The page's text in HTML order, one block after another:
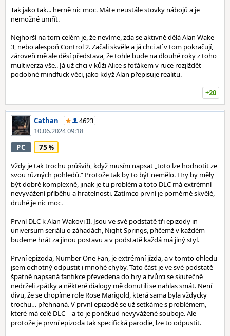
Tak jako tak... herně nic moc. Máte neustále stovky nábojů a je
nemožné umřít.
Nejhorší na tom celém je, že nevíme, zda se aktivně dělá Alan Wake
3, nebo alespoň Control 2. Začali skvěle a já chci ať v tom pokračují,
zároveň mě ale děsí představa, že tohle bude na dlouhé roky z toho
multiverza vše.. Já už chci v kůži Alice s foťákem v ruce rozjíždět
podobné mindfuck věci, jako když Alan přepisuje realitu.
+20
Cathan
4623
10.06.2024 09:18
PC
75
Vždy je tak trochu průšvih, když musím napsat „toto lze hodnotit ze
svou různých pohledů.“ Protože tak by to být nemělo. Hry by měly
být dobré komplexně, jinak je tu problém a toto DLC má extrémní
nevyvážení příběhu a hratelnosti. Zatímco první je poměrně skvělé,
druhé je nic moc.
První DLC k Alan Wakovi II. Jsou ve své podstatě tři epizody in-
universum seriálu o záhadách, Night Springs, přičemž v každém
budeme hrát za jinou postavu a v podstatě každá má jiný styl.
První epizoda, Number One Fan, je extrémní jízda, a v tomto ohledu
jsem ochotný odpustit i mnohé chyby. Tato část je ve své podstatě
špatně napsaná fanfikce převedena do hry a tvůrci se skutečně
nedrželi zpátky a některé dialogy mě donutili se nahlas smát. Není
divu, že se chopíme role Rose Marigold, která sama byla vždycky
trochu… přehnaná. V první epizodě se už setkáme s problémem,
které má celé DLC – a to je poněkud nevyvážené souboje. Ale
protože je první epizoda tak specifická parodie, lze to odpustit.